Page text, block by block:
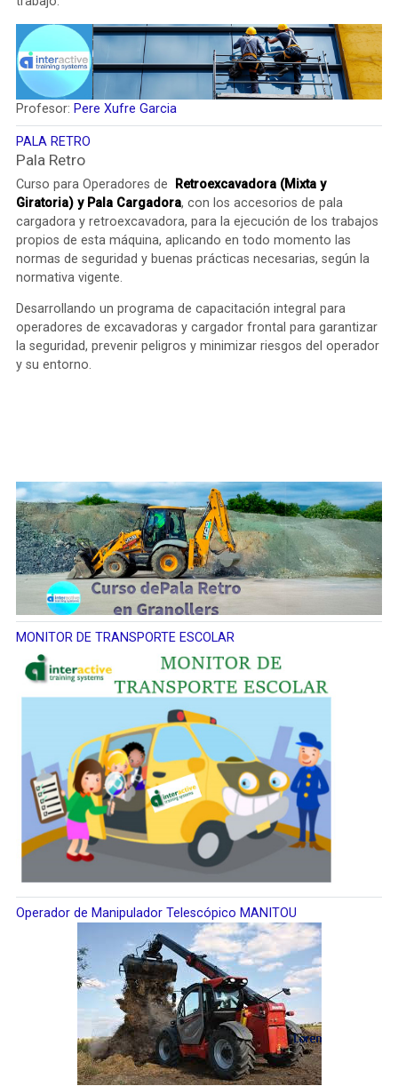
Profesor: Pere Xufre Garcia
PALA RETRO
Pala Retro
Curso para Operadores de
Retroexcavadora (Mixta y
Giratoria) y Pala Cargadora, con los accesorios de pala
cargadora y retroexcavadora, para la ejecución de los trabajos
propios de esta máquina, aplicando en todo momento las
normas de seguridad y buenas prácticas necesarias, según la
normativa vigente.
Desarrollando un programa de capacitación integral para
operadores de excavadoras y cargador frontal para garantizar
la seguridad, prevenir peligros y minimizar riesgos del operador
y su entorno.
MONITOR DE TRANSPORTE ESCOLAR
Operador de Manipulador Telescópico MANITOU